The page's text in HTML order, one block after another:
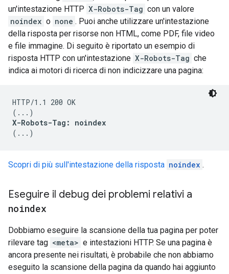
un'intestazione HTTP X-Robots-Tag con un valore
noindex o none . Puoi anche utilizzare un'intestazione
della risposta per risorse non HTML, come PDF, file video
e file immagine. Di seguito è riportato un esempio di
risposta HTTP con un'intestazione X-Robots-Tag che
indica ai motori di ricerca di non indicizzare una pagina:
HTTP/1.1 200 OK
X-Robots-Tag: noindex
(...)
Scopri di più sull'intestazione della risposta noindex .
Eseguire il debug dei problemi relativi a
noindex
Dobbiamo eseguire la scansione della tua pagina per poter
rilevare tag <meta> e intestazioni HTTP. Se una pagina è
ancora presente nei risultati, è probabile che non abbiamo
eseguito la scansione della pagina da quando hai aggiunto